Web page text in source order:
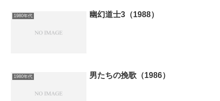
1980年代 幽幻道士3（1988）
1980年代 男たちの挽歌（1986）